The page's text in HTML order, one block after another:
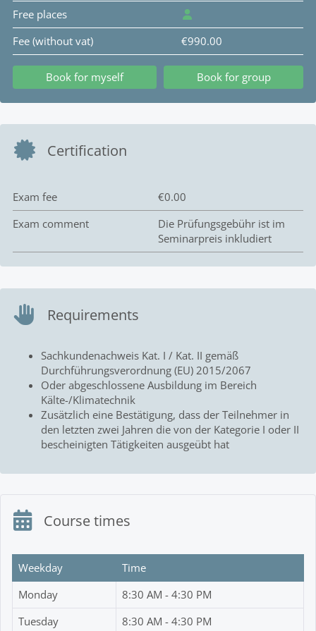
Free places
Fee (without vat)
€990.00
Book for myself Book for group
Certification
Exam fee
€0.00
Exam comment
Die Prüfungsgebühr ist im
Seminarpreis inkludiert
Requirements
Sachkundenachweis Kat. I / Kat. II gemäß
Durchführungsverordnung (EU) 2015/2067
Oder abgeschlossene Ausbildung im Bereich
Kälte-/Klimatechnik
Zusätzlich eine Bestätigung, dass der Teilnehmer in
den letzten zwei Jahren die von der Kategorie I oder II
bescheinigten Tätigkeiten ausgeübt hat
Course times
Weekday
Time
Monday
8:30 AM - 4:30 PM
Tuesday
8:30 AM - 4:30 PM